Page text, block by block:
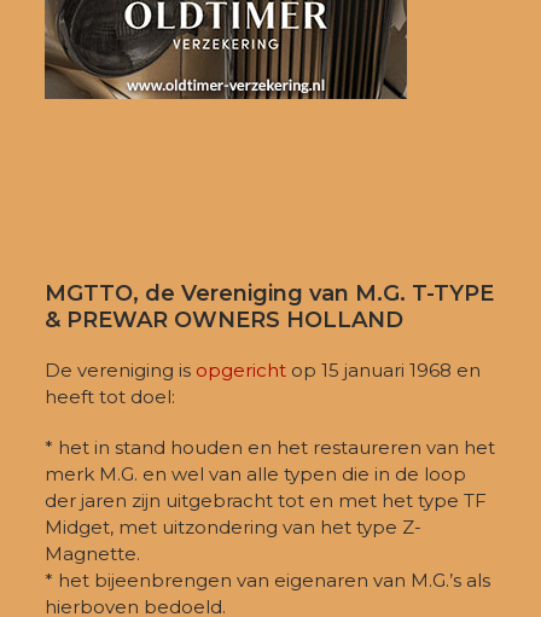
MGTTO, de Vereniging van M.G. T-TYPE
& PREWAR OWNERS HOLLAND
De vereniging is opgericht op 15 januari 1968 en
heeft tot doel:
* het in stand houden en het restaureren van het
merk M.G. en wel van alle typen die in de loop
der jaren zijn uitgebracht tot en met het type TF
Midget, met uitzondering van het type Z-
Magnette.
* het bijeenbrengen van eigenaren van M.G.’s als
hierboven bedoeld.